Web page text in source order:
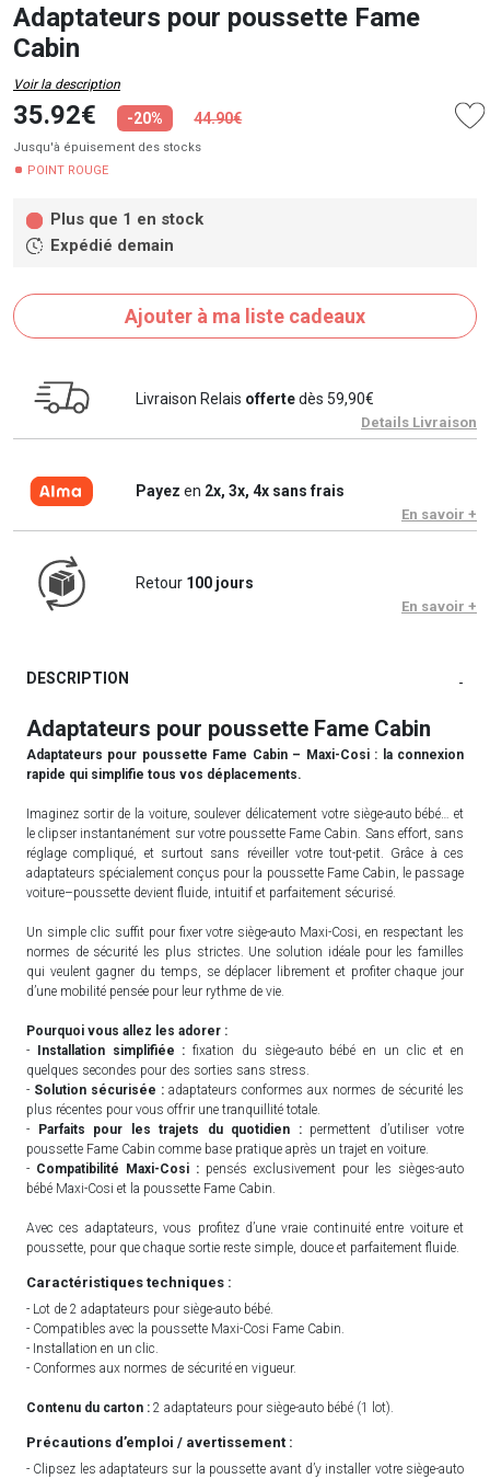
Adaptateurs pour poussette Fame
Cabin
Voir la description
35.92€ -20% 44.90€
Jusqu'à épuisement des stocks
POINT ROUGE
Plus que 1 en stock
Expédié demain
Ajouter à ma liste cadeaux
Livraison Relais offertedès 59,90€
Details Livraison
Payez en 2x, 3x, 4x sans frais
En savoir +
Retour 100 jours
En savoir +
DESCRIPTION -
Adaptateurs pour poussette Fame Cabin
Adaptateurs pour poussette Fame Cabin – Maxi-Cosi : la connexion
rapide qui simplifie tous vos déplacements.
Imaginez sortir de la voiture, soulever délicatement votre siège-auto bébé… et
le clipser instantanément sur votre poussette Fame Cabin. Sans effort, sans
réglage compliqué, et surtout sans réveiller votre tout-petit. Grâce à ces
adaptateurs spécialement conçus pour la poussette Fame Cabin, le passage
voiture–poussette devient fluide, intuitif et parfaitement sécurisé.
Un simple clic suffit pour fixer votre siège-auto Maxi-Cosi, en respectant les
normes de sécurité les plus strictes. Une solution idéale pour les familles
qui veulent gagner du temps, se déplacer librement et profiter chaque jour
d’une mobilité pensée pour leur rythme de vie.
Pourquoi vous allez les adorer :
-
Installation simplifiée : fixation du siège-auto bébé en un clic et en
quelques secondes pour des sorties sans stress.
- Solution sécurisée : adaptateurs conformes aux normes de sécurité les
plus récentes pour vous offrir une tranquillité totale.
-
Parfaits pour les trajets du quotidien :permettent d’utiliser votre
poussette Fame Cabin comme base pratique après un trajet en voiture.
- Compatibilité Maxi-Cosi : pensés exclusivement pour les sièges-auto
bébé Maxi-Cosi et la poussette Fame Cabin.
Avec ces adaptateurs, vous profitez d’une vraie continuité entre voiture et
poussette, pour que chaque sortie reste simple, douce et parfaitement fluide.
Caractéristiques techniques :
- Lot de 2 adaptateurs pour siège-auto bébé.
- Compatibles avec la poussette Maxi-Cosi Fame Cabin.
- Installation en un clic.
- Conformes aux normes de sécurité en vigueur.
Contenu du carton : 2 adaptateurs pour siège-auto bébé (1 lot).
Précautions d’emploi / avertissement :
- Clipsez les adaptateurs sur la poussette avant d’y installer votre siège-auto